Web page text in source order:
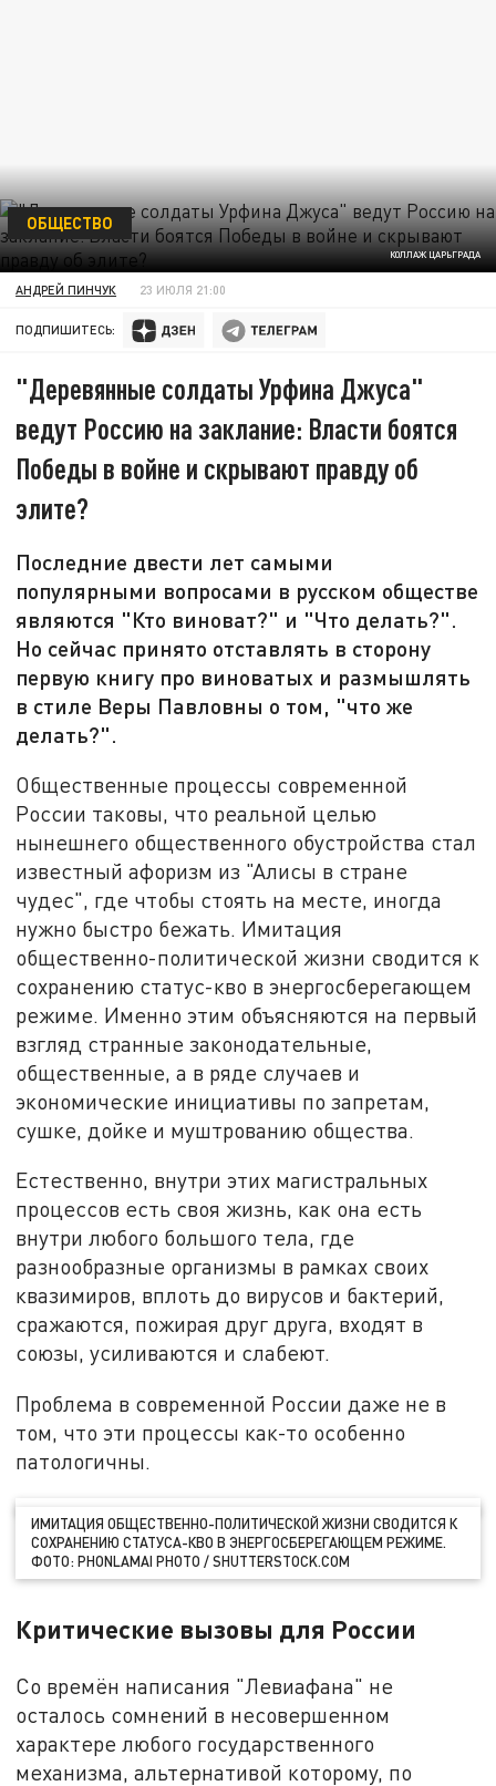
КОЛЛАЖ ЦАРЬГРАДА
ОБЩЕСТВО
АНДРЕЙ ПИНЧУК 23 ИЮЛЯ 21:00
ПОДПИШИТЕСЬ:
"Деревянные солдаты Урфина Джуса"
ведут Россию на заклание: Власти боятся
Победы в войне и скрывают правду об
элите?
Последние двести лет самыми
популярными вопросами в русском обществе
являются "Кто виноват?" и "Что делать?".
Но сейчас принято отставлять в сторону
первую книгу про виноватых и размышлять
в стиле Веры Павловны о том, "что же
делать?".
Общественные процессы современной
России таковы, что реальной целью
нынешнего общественного обустройства стал
известный афоризм из "Алисы в стране
чудес", где чтобы стоять на месте, иногда
нужно быстро бежать. Имитация
общественно-политической жизни сводится к
сохранению статус-кво в энергосберегающем
режиме. Именно этим объясняются на первый
взгляд странные законодательные,
общественные, а в ряде случаев и
экономические инициативы по запретам,
сушке, дойке и муштрованию общества.
Естественно, внутри этих магистральных
процессов есть своя жизнь, как она есть
внутри любого большого тела, где
разнообразные организмы в рамках своих
квазимиров, вплоть до вирусов и бактерий,
сражаются, пожирая друг друга, входят в
союзы, усиливаются и слабеют.
Проблема в современной России даже не в
том, что эти процессы как-то особенно
патологичны.
ИМИТАЦИЯ ОБЩЕСТВЕННО-ПОЛИТИЧЕСКОЙ ЖИЗНИ СВОДИТСЯ К
СОХРАНЕНИЮ СТАТУСА-КВО В ЭНЕРГОСБЕРЕГАЮЩЕМ РЕЖИМЕ.
ФОТО: PHONLAMAI PHOTO / SHUTTERSTOCK.COM
Критические вызовы для России
Со времён написания "Левиафана" не
осталось сомнений в несовершенном
характере любого государственного
механизма, альтернативой которому, по